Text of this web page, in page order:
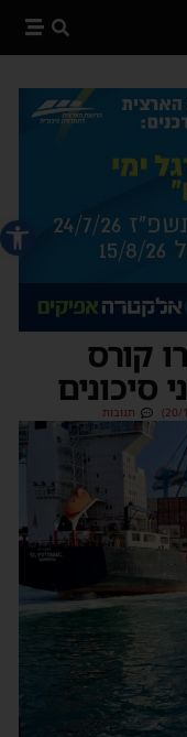
פתח
קורס
סיכונים
תגובות